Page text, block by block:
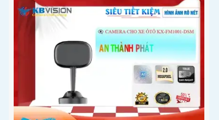
vật độ chính xác cao